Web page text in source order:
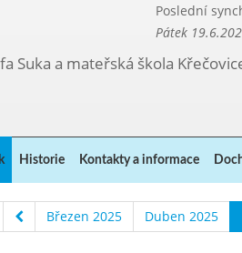
Poslední
Pátek
Suka a mateřská škola
Historie Kontakty a informace
Březen 2025 Duben 2025